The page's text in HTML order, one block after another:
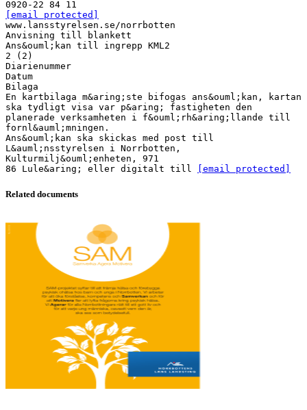
[email protected]
www.lansstyrelsen.se/norrbotten
Anvisning till blankett
Ans&ouml;kan till ingrepp KML2
2 (2)
Diarienummer
Datum
Bilaga
En kartbilaga m&aring;ste bifogas ans&ouml;kan, kartan
ska tydligt visa var p&aring; fastigheten den
planerade verksamheten i f&ouml;rh&aring;llande till
fornl&auml;mningen.
Ans&ouml;kan ska skickas med post till
L&auml;nsstyrelsen i Norrbotten,
Kulturmilj&ouml;enheten, 971
86 Lule&aring; eller digitalt till
[email protected]
Related documents